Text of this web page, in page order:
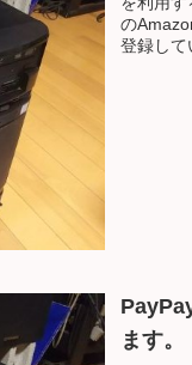
の
登録して
ます。